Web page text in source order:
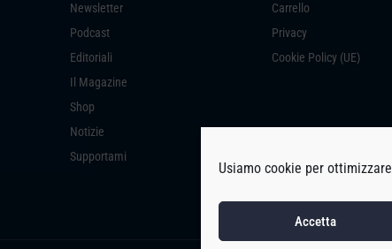
Usiamo cookie per
Accetta
Newsletter
Podcast
Editoriali
Il Magazine
Shop
Notizie
Supportami
Carrello
Privacy
Cookie Policy (UE)